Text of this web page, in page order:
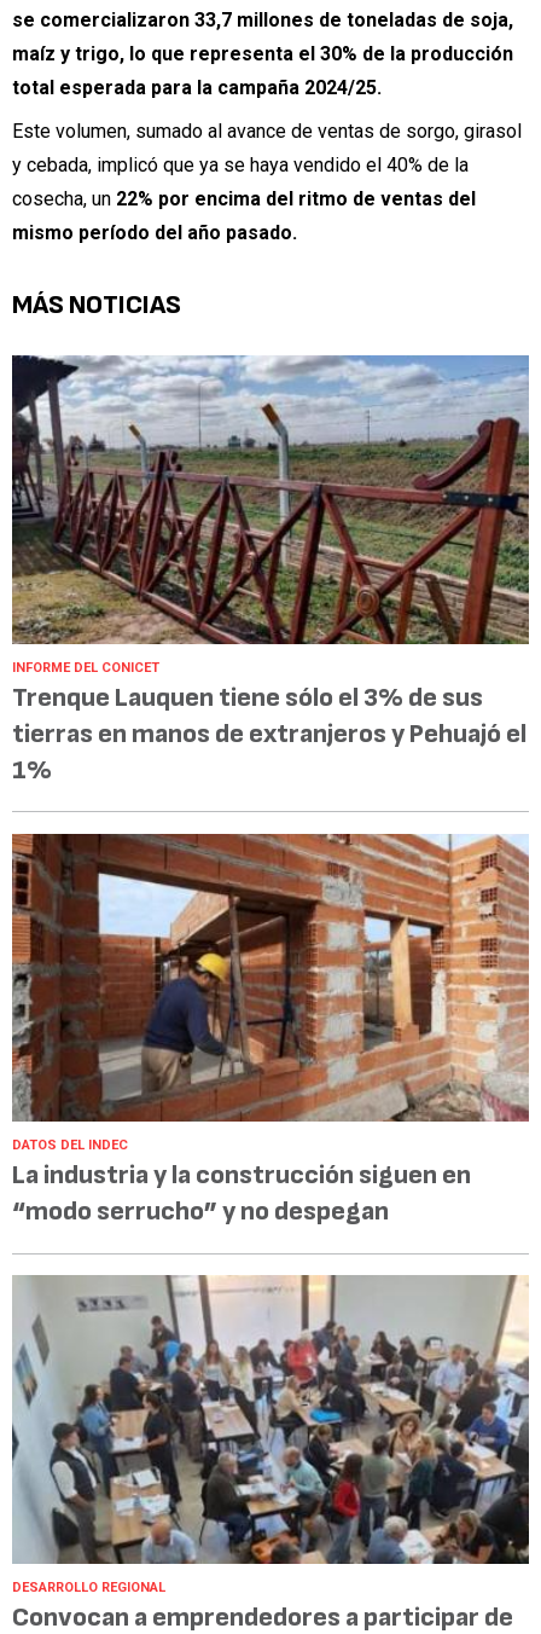
se comercializaron 33,7 millones de toneladas de soja,
maíz y trigo, lo que representa el 30% de la producción
total esperada para la campaña 2024/25.
Este volumen, sumado al avance de ventas de sorgo, girasol
y cebada, implicó que ya se haya vendido el 40% de la
cosecha, un 22% por encima del ritmo de ventas del
mismo período del año pasado.
MÁS NOTICIAS
INFORME DEL CONICET
Trenque Lauquen tiene sólo el 3% de sus
tierras en manos de extranjeros y Pehuajó el
1%
DATOS DEL INDEC
La industria y la construcción siguen en
“modo serrucho” y no despegan
DESARROLLO REGIONAL
Convocan a emprendedores a participar de